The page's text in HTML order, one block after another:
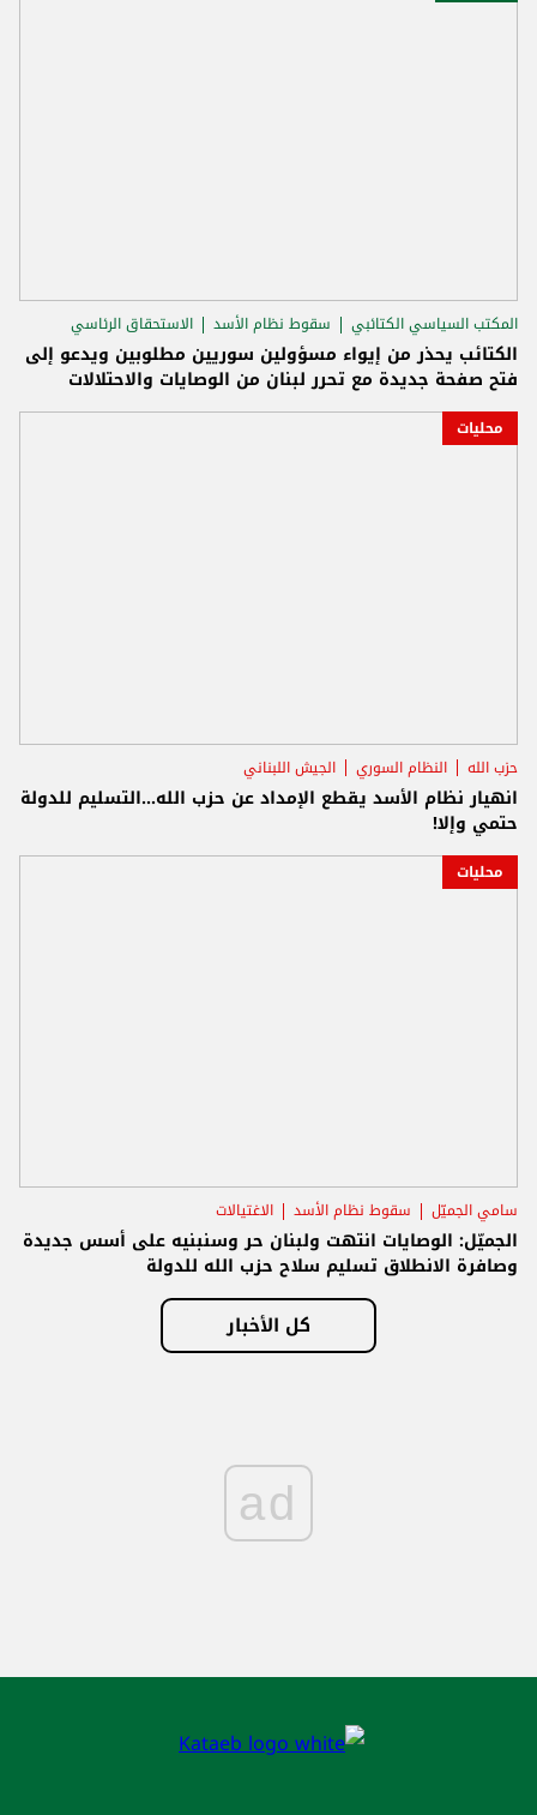
المكتب السياسي الكتائبي سقوط نظام الأسد الاستحقاق الرئاسي
الكتائب يحذر من إيواء مسؤولين سوريين مطلوبين ويدعو إلى
فتح صفحة جديدة مع تحرر لبنان من الوصايات والاحتلالات
محليات
حزب الله النظام السوري الجيش اللبناني
انهيار نظام الأسد يقطع الإمداد عن حزب الله...التسليم للدولة
حتمي وإلا!
محليات
سامي الجميّل سقوط نظام الأسد الاغتيالات
الجميّل: الوصايات انتهت ولبنان حر وسنبنيه على أسس جديدة
وصافرة الانطلاق تسليم سلاح حزب الله للدولة
كل الأخبار
ad